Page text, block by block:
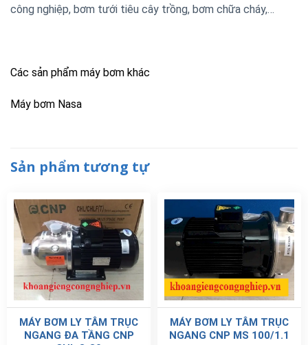
công nghiệp, bơm tưới tiêu cây trồng, bơm chữa cháy,…
Các sản phẩm máy bơm khác
Máy bơm Nasa
Sản phẩm tương tự
MÁY BƠM LY TÂM TRỤC
NGANG ĐA TẦNG CNP
MÁY BƠM LY TÂM TRỤC
NGANG CNP MS 100/1.1